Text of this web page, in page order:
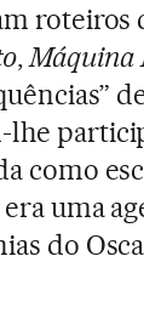
,Máquina
como
uma
do